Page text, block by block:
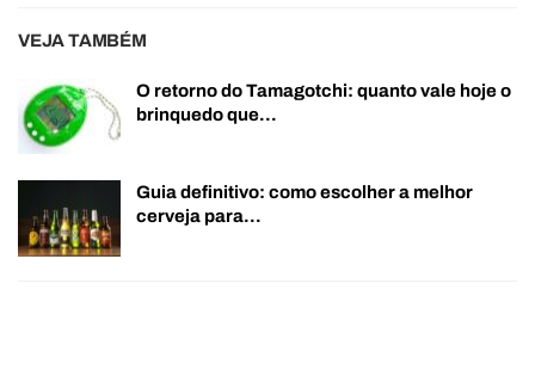
VEJA TAMBÉM
O retorno do Tamagotchi: quanto vale hoje o
brinquedo que…
Guia definitivo: como escolher a melhor
cerveja para…